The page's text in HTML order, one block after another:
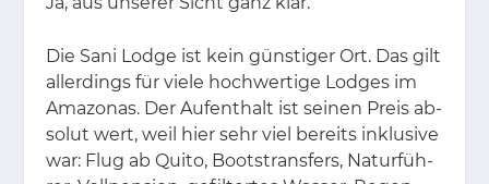
Die Sani Lodge ist kein güns­ti­ger Ort. Das gilt
al­ler­dings für vie­le hoch­wer­ti­ge Lod­ges im
Ama­zo­nas. Der Auf­ent­halt ist sei­nen Preis ab­
so­lut wert, weil hier sehr viel be­reits in­klu­si­ve
war: Flug ab Qui­to, Boots­trans­fers, Na­tur­füh­